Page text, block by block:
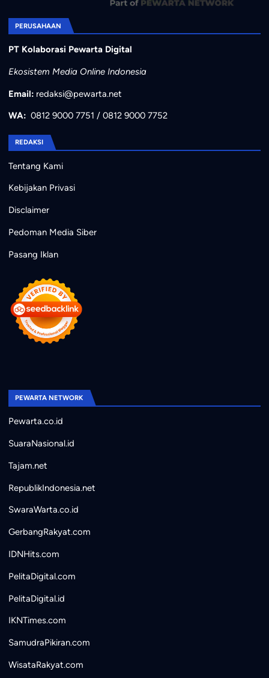
PERUSAHAAN
PT Kolaborasi Pewarta Digital
Ekosistem Media Online Indonesia
Email: redaksi@pewarta.net
WA: 0812 9000 7751 / 0812 9000 7752
REDAKSI
Tentang Kami
Kebijakan Privasi
Disclaimer
Pedoman Media Siber
Pasang Iklan
PEWARTA NETWORK
Pewarta.co.id
SuaraNasional.id
Tajam.net
RepublikIndonesia.net
SwaraWarta.co.id
GerbangRakyat.com
IDNHits.com
PelitaDigital.com
PelitaDigital.id
IKNTimes.com
SamudraPikiran.com
WisataRakyat.com